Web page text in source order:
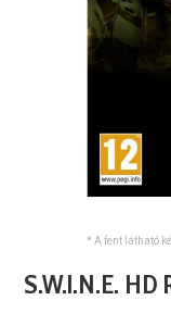
* A fent látható
S.W.I.N.E. HD